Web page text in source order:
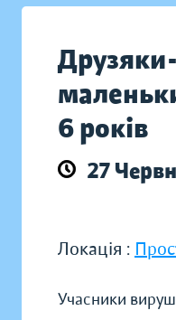
6 років
27
Локація :
Учасники